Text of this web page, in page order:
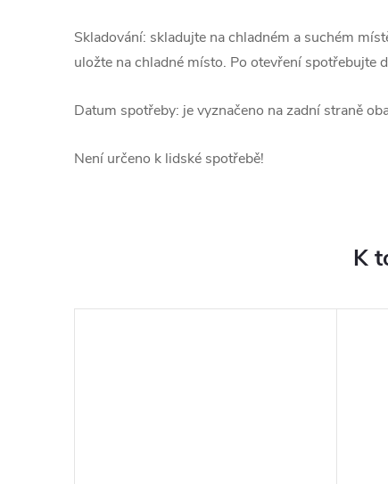
Skladování: skladujte na chladném a suchém
uložte na chladné místo. Po otevření spotřebujte
Datum spotřeby: je vyznačeno na zadní straně
Není určeno k lidské spotřebě!
K